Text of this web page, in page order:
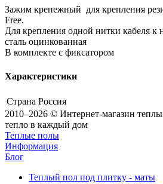
Зажим крепежный для крепления
Free.
Для крепления одной нитки кабеля к
сталь оцинкованная
В комплекте с фиксатором
Характеристики
Страна Россия
2010–2026 © Интернет-магазин
тепло в каждый дом
Теплые полы
Информация
Блог
Теплый пол под плитку - маты